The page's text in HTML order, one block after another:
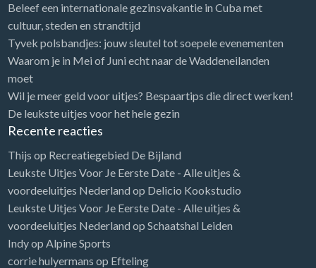
Beleef een internationale gezinsvakantie in Cuba met
cultuur, steden en strandtijd
Tyvek polsbandjes: jouw sleutel tot soepele evenementen
Waarom je in Mei of Juni echt naar de Waddeneilanden
moet
Wil je meer geld voor uitjes? Bespaartips die direct werken!
De leukste uitjes voor het hele gezin
Recente reacties
Thijs op Recreatiegebied De Bijland
Leukste Uitjes Voor Je Eerste Date - Alle uitjes &
voordeeluitjes Nederland op Delicio Kookstudio
Leukste Uitjes Voor Je Eerste Date - Alle uitjes &
voordeeluitjes Nederland op Schaatshal Leiden
Indyop Alpine Sports
corrie hulyermans op Efteling